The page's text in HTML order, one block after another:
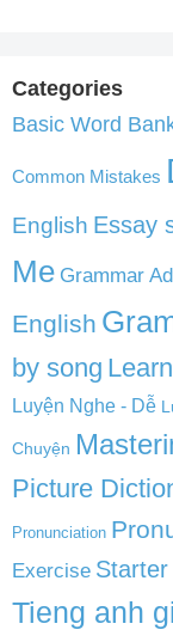
Categories
Basic Word
Common Mistakes
English Essay
Me Grammar
English
by song
Luyện Nghe - Dễ
Chuyện
Picture
Pronunciation
Exercise
Tieng anh